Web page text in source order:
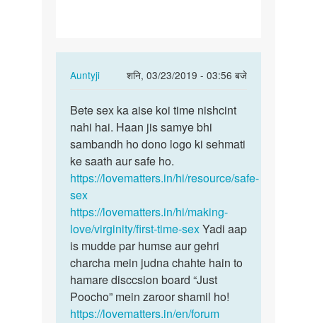
Auntyji
शनि, 03/23/2019 - 03:56 बजे
In
to
Meri
wf
ko1night
me4to5time…
Bharat
Bete
sex
ka
aise
koi
time…
Bete sex ka aise koi time nishcint
nahi hai. Haan jis samye bhi
sambandh ho dono logo ki sehmati
ke saath aur safe ho.
https://lovematters.in/hi/resource/safe-
sex
https://lovematters.in/hi/making-
love/virginity/first-time-sexYadi aap
is mudde par humse aur gehri
charcha mein judna chahte hain to
hamare disccsion board “Just
Poocho” mein zaroor shamil ho!
https://lovematters.in/en/forum